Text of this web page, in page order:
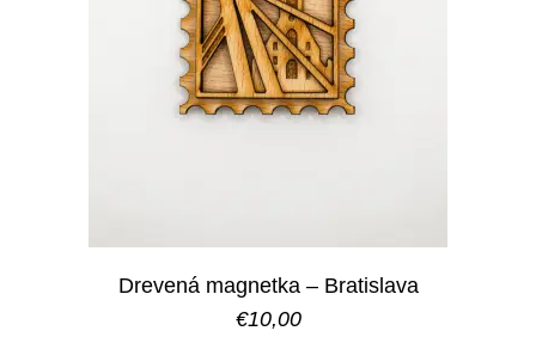
Drevená magnetka – Bratislava
€10,00